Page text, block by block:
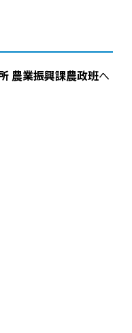
農業振興課農政班へ